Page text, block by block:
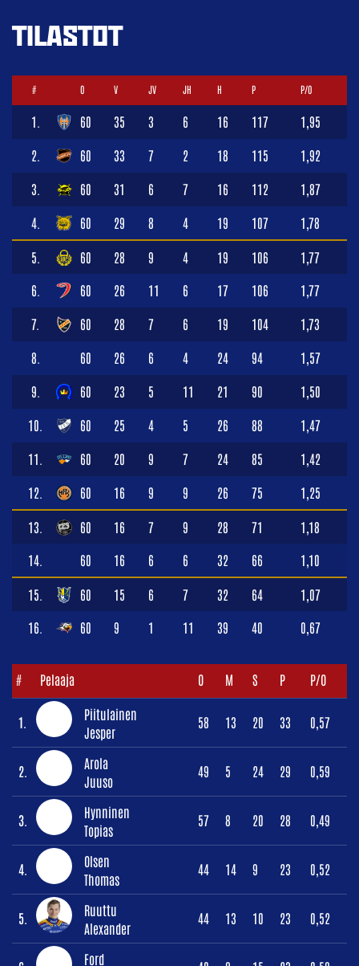
TILASTOT
# O V JV JH H P P/O
1. 60 35 3 6 16 117 1,95
2. 60 33 7 2 18 115 1,92
3. 60 31 6 7 16 112 1,87
4. 60 29 8 4 19 107 1,78
5. 60 28 9 4 19 106 1,77
6. 60 26 11 6 17 106 1,77
7. 60 28 7 6 19 104 1,73
8. 60 26 6 4 24 94 1,57
9. 60 23 5 11 21 90 1,50
10. 60 25 4 5 26 88 1,47
11. 60 20 9 7 24 85 1,42
12. 60 16 9 9 26 75 1,25
13. 60 16 7 9 28 71 1,18
14. 60 16 6 6 32 66 1,10
15. 60 15 6 7 32 64 1,07
16. 60 9 1 11 39 40 0,67
# Pelaaja O M S P P/O
1.
Piitulainen
Jesper
58 13 20 33 0,57
2.
Arola
Juuso
49 5 24 29 0,59
3.
Hynninen
Topias
57 8 20 28 0,49
4.
Olsen
Thomas
44 14 9 23 0,52
5.
Ruuttu
Alexander
44 13 10 23 0,52
Ford